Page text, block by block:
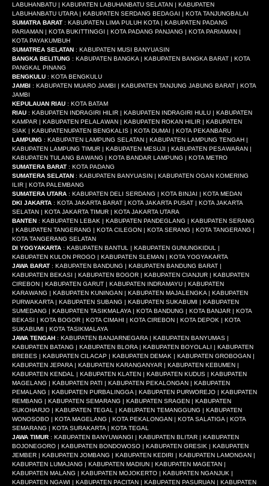
LABUHANBATU | KABUPATEN LABUHANBATU SELATAN | KABUPATEN
LABUHANBATU UTARA | KABUPATEN SERDANG BEDAGAI | KOTA TANJUNGBALAI
SUMATRA BARAT : KABUPATEN LIMA PULUH KOTA | KABUPATEN PADANG
PARIAMAN | KOTA BUKITTINGGI | KOTA PADANG PANJANG | KOTA PARIAMAN |
KOTA PAYAKUMBUH
SUMATREA SELATAN : KABUPATEN MUSI BANYUASIN
BANGKA BELITUNG : KABUPATEN BANGKA | KABUPATEN BANGKA BARAT | KOTA
PANGKAL PINANG
BENGKULU : KOTA BENGKULU
JAMBI : KABUPATEN MUARO JAMBI | KABUPATEN TANJUNG JABUNG BARAT | KOTA
JAMBI
KEPULAUAN RIAU : KOTA BATAM
RIAU : KABUPATEN INDRAGIRI HILIR | KABUPATEN INDRAGIRI HULU | KABUPATEN
KAMPAR | KABUPATEN PELALAWAN | KABUPATEN ROKAN HILIR | KABUPATEN
SIAK | KABUPATENUPATEN BENGKALIS | KOTA DUMAI | KOTA PEKANBARU
LAMPUNG : KABUPATEN LAMPUNG SELATAN | KABUPATEN LAMPUNG TENGAH |
KABUPATEN LAMPUNG TIMUR | KABUPATEN MESUJI | KABUPATEN PESAWARAN |
KABUPATEN TULANG BAWANG | KOTA BANDAR LAMPUNG | KOTA METRO
SUMATERA BARAT : KOTA PADANG
SUMATERA SELATAN : KABUPATEN BANYUASIN | KABUPATEN OGAN KOMERING
ILIR | KOTA PALEMBANG
SUMATERA UTARA : KABUPATEN DELI SERDANG | KOTA BINJAI | KOTA MEDAN
DKI JAKARTA : KOTA JAKARTA BARAT | KOTA JAKARTA PUSAT | KOTA JAKARTA
SELATAN | KOTA JAKARTA TIMUR | KOTA JAKARTA UTARA
BANTEN : KABUPATEN LEBAK | KABUPATEN PANDEGLANG | KABUPATEN SERANG
| KABUPATEN TANGERANG | KOTA CILEGON | KOTA SERANG | KOTA TANGERANG |
KOTA TANGERANG SELATAN
DI YOGYAKARTA : KABUPATEN BANTUL | KABUPATEN GUNUNGKIDUL |
KABUPATEN KULON PROGO | KABUPATEN SLEMAN | KOTA YOGYAKARTA
JAWA BARAT : KABUPATEN BANDUNG | KABUPATEN BANDUNG BARAT |
KABUPATEN BEKASI | KABUPATEN BOGOR | KABUPATEN CIANJUR | KABUPATEN
CIREBON | KABUPATEN GARUT | KABUPATEN INDRAMAYU | KABUPATEN
KARAWANG | KABUPATEN KUNINGAN | KABUPATEN MAJALENGKA | KABUPATEN
PURWAKARTA | KABUPATEN SUBANG | KABUPATEN SUKABUMI | KABUPATEN
SUMEDANG | KABUPATEN TASIKMALAYA | KOTA BANDUNG | KOTA BANJAR | KOTA
BEKASI | KOTA BOGOR | KOTA CIMAHI | KOTA CIREBON | KOTA DEPOK | KOTA
SUKABUMI | KOTA TASIKMALAYA
JAWA TENGAH : KABUPATEN BANJARNEGARA | KABUPATEN BANYUMAS |
KABUPATEN BATANG | KABUPATEN BLORA | KABUPATEN BOYOLALI | KABUPATEN
BREBES | KABUPATEN CILACAP | KABUPATEN DEMAK | KABUPATEN GROBOGAN |
KABUPATEN JEPARA | KABUPATEN KARANGANYAR | KABUPATEN KEBUMEN |
KABUPATEN KENDAL | KABUPATEN KLATEN | KABUPATEN KUDUS | KABUPATEN
MAGELANG | KABUPATEN PATI | KABUPATEN PEKALONGAN | KABUPATEN
PEMALANG | KABUPATEN PURBALINGGA | KABUPATEN PURWOREJO | KABUPATEN
REMBANG | KABUPATEN SEMARANG | KABUPATEN SRAGEN | KABUPATEN
SUKOHARJO | KABUPATEN TEGAL | KABUPATEN TEMANGGUNG | KABUPATEN
WONOSOBO | KOTA MAGELANG | KOTA PEKALONGAN | KOTA SALATIGA | KOTA
SEMARANG | KOTA SURAKARTA | KOTA TEGAL
JAWA TIMUR : KABUPATEN BANYUWANGI | KABUPATEN BLITAR | KABUPATEN
BOJONEGORO | KABUPATEN BONDOWOSO | KABUPATEN GRESIK | KABUPATEN
JEMBER | KABUPATEN JOMBANG | KABUPATEN KEDIRI | KABUPATEN LAMONGAN |
KABUPATEN LUMAJANG | KABUPATEN MADIUN | KABUPATEN MAGETAN |
KABUPATEN MALANG | KABUPATEN MOJOKERTO | KABUPATEN NGANJUK |
KABUPATEN NGAWI | KABUPATEN PACITAN | KABUPATEN PASURUAN | KABUPATEN